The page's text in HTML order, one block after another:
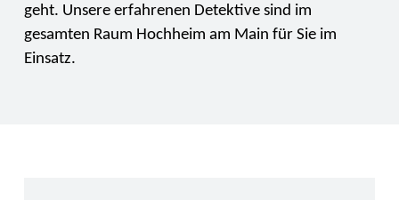
geht. Unsere erfahrenen Detektive sind im
gesamten Raum Hochheim am Main für Sie im
Einsatz.